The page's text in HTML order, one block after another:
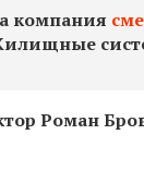
компания
Роман